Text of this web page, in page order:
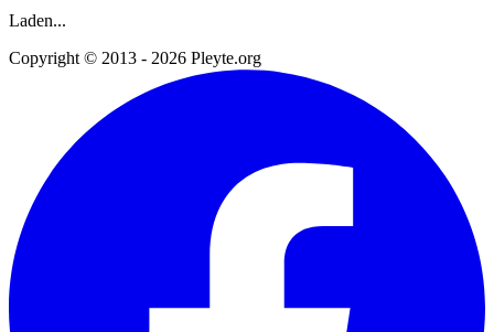
Laden...
Copyright © 2013 - 2026 Pleyte.org